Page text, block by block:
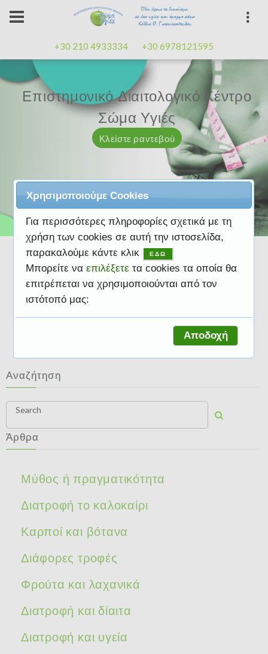
+30 210 4933334 +30 6978121595
Επαγγελματισμός, εμπειρίακαλή
διάθεση
Κλείστε ραντεβού
Επιστημονικό Διαιτολογικό Κέντρο
Σώμα Υγιές
Κλείστε ραντεβού
Μαζί μας μπορείτε
Κλείστε ραντεβού
Επαγγελματισμός, εμπειρίακαλή
διάθεση
Κλείστε ραντεβού
Επιστημονικό Διαιτολογικό Κέντρο
Σώμα Υγιές
Κλείστε ραντεβού
Φρούτα και λαχανικά
Αναζήτηση
Search
Άρθρα
Μύθος ή πραγματικότητα
Διατροφή το καλοκαίρι
Καρποί και βότανα
Διάφορες τροφές
Φρούτα και λαχανικά
Διατροφή και δίαιτα
Διατροφή και υγεία
Χρησιμοποιούμε Cookies
Για περισσότερες πληροφορίες σχετικά με τη
χρήση των cookies σε αυτή την ιστοσελίδα,
παρακαλούμε κάντε κλικ
ΕΔΩ
Μπορείτε να επιλέξετε τα cookies τα οποία θα
επιτρέπεται να χρησιμοποιούνται από τον
ιστότοπό μας:
Αποδοχή